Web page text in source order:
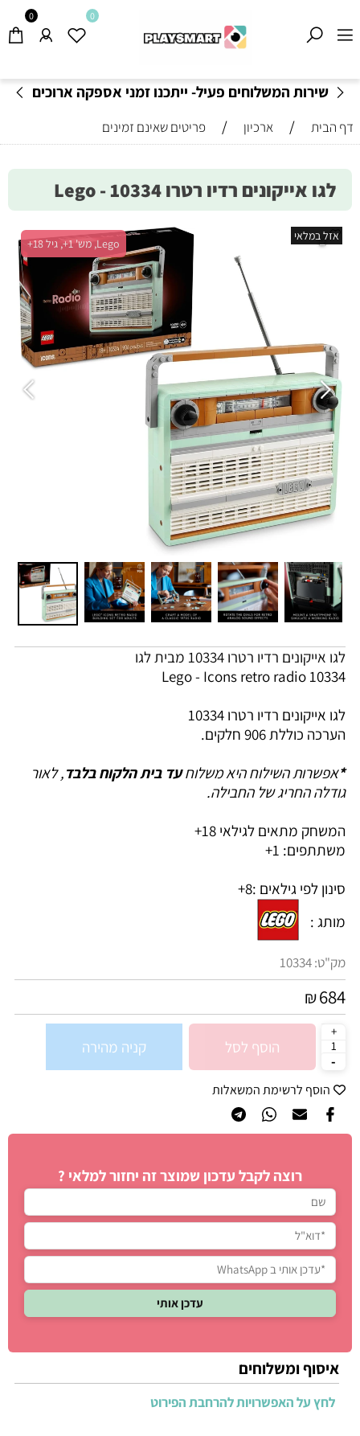
שירות המשלוחים פעיל- ייתכנו זמני אספקה ארוכים
0 0
דף הבית / ארכיון / פריטים שאינם זמינים
לגו אייקונים רדיו רטרו 10334 - Lego
Lego, מש' 1+, גיל 18+
אזל במלאי
לגו אייקונים רדיו רטרו 10334 מבית לגו
Lego - Icons retro radio 10334
לגו אייקונים רדיו רטרו 10334
הערכה כוללת 906 חלקים.
*אפשרות השילוח היא משלוחעד בית הלקוח בלבד, לאור
גודלה החריג של החבילה.
המשחק מתאים לגילאי 18+
משתתפים: 1+
סינון לפי גילאים :8+
מותג :
מק"ט:10334
₪684
הוסף לסל קניה מהירה
הוסף לרשימת המשאלות
רוצה לקבל עדכון שמוצר זה יחזור למלאי ?
איסוף ומשלוחים
לחץ על האפשרויות להרחבת הפירוט